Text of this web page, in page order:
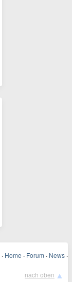
· Home · Forum · News ·
nach oben ▲